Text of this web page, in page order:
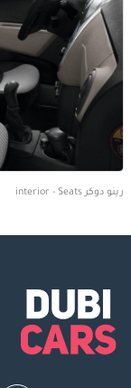
رينو دوكر interior - Seats